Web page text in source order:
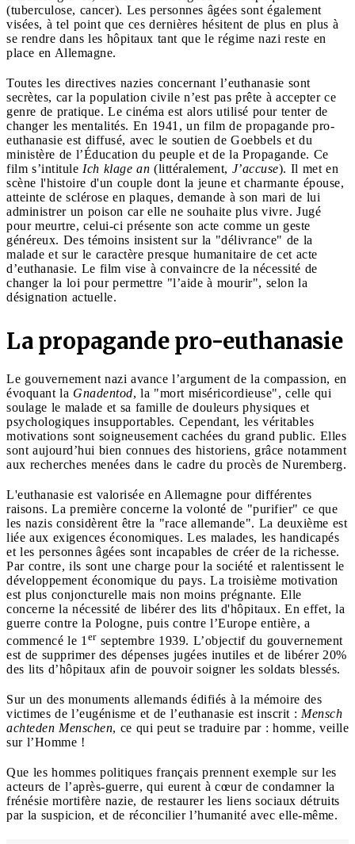
(tuberculose, cancer). Les personnes âgées sont également
visées, à tel point que ces dernières hésitent de plus en plus à
se rendre dans les hôpitaux tant que le régime nazi reste en
place en Allemagne.
Toutes les directives nazies concernant l’euthanasie sont
secrètes, car la population civile n’est pas prête à accepter ce
genre de pratique. Le cinéma est alors utilisé pour tenter de
changer les mentalités. En 1941, un film de propagande pro-
euthanasie est diffusé, avec le soutien de Goebbels et du
ministère de l’Éducation du peuple et de la Propagande. Ce
film s’intitule Ich klage an (littéralement, J’accuse). Il met en
scène l'histoire d'un couple dont la jeune et charmante épouse,
atteinte de sclérose en plaques, demande à son mari de lui
administrer un poison car elle ne souhaite plus vivre. Jugé
pour meurtre, celui-ci présente son acte comme un geste
généreux. Des témoins insistent sur la "délivrance" de la
malade et sur le caractère presque humanitaire de cet acte
d’euthanasie. Le film vise à convaincre de la nécessité de
changer la loi pour permettre "l’aide à mourir", selon la
désignation actuelle.
La propagande pro-euthanasie
Le gouvernement nazi avance l’argument de la compassion, en
évoquant la Gnadentod, la "mort miséricordieuse", celle qui
soulage le malade et sa famille de douleurs physiques et
psychologiques insupportables. Cependant, les véritables
motivations sont soigneusement cachées du grand public. Elles
sont aujourd’hui bien connues des historiens, grâce notamment
aux recherches menées dans le cadre du procès de Nuremberg.
L'euthanasie est valorisée en Allemagne pour différentes
raisons. La première concerne la volonté de "purifier" ce que
les nazis considèrent être la "race allemande". La deuxième est
liée aux exigences économiques. Les malades, les handicapés
et les personnes âgées sont incapables de créer de la richesse.
Par contre, ils sont une charge pour la société et ralentissent le
développement économique du pays. La troisième motivation
est plus conjoncturelle mais non moins prégnante. Elle
concerne la nécessité de libérer des lits d'hôpitaux. En effet, la
guerre contre la Pologne, puis contre l’Europe entière, a
commencé le 1erseptembre 1939. L’objectif du gouvernement
est de supprimer des dépenses jugées inutiles et de libérer 20%
des lits d’hôpitaux afin de pouvoir soigner les soldats blessés.
Sur un des monuments allemands édifiés à la mémoire des
victimes de l’eugénisme et de l’euthanasie est inscrit : Mensch
achteden Menschen, ce qui peut se traduire par : homme, veille
sur l’Homme !
Que les hommes politiques français prennent exemple sur les
acteurs de l’après-guerre, qui eurent à cœur de condamner la
frénésie mortifère nazie, de restaurer les liens sociaux détruits
par la suspicion, et de réconcilier l’humanité avec elle-même.